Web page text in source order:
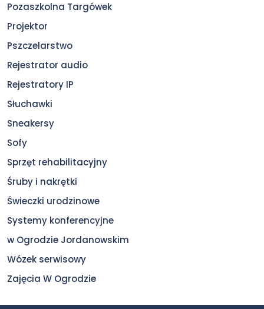
Pozaszkolna Targówek
Projektor
Pszczelarstwo
Rejestrator audio
Rejestratory IP
Słuchawki
Sneakersy
Sofy
Sprzęt rehabilitacyjny
Śruby i nakrętki
Świeczki urodzinowe
Systemy konferencyjne
w Ogrodzie Jordanowskim
Wózek serwisowy
Zajęcia W Ogrodzie